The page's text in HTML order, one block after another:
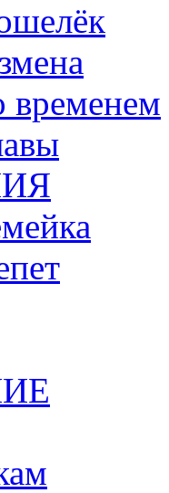
временем